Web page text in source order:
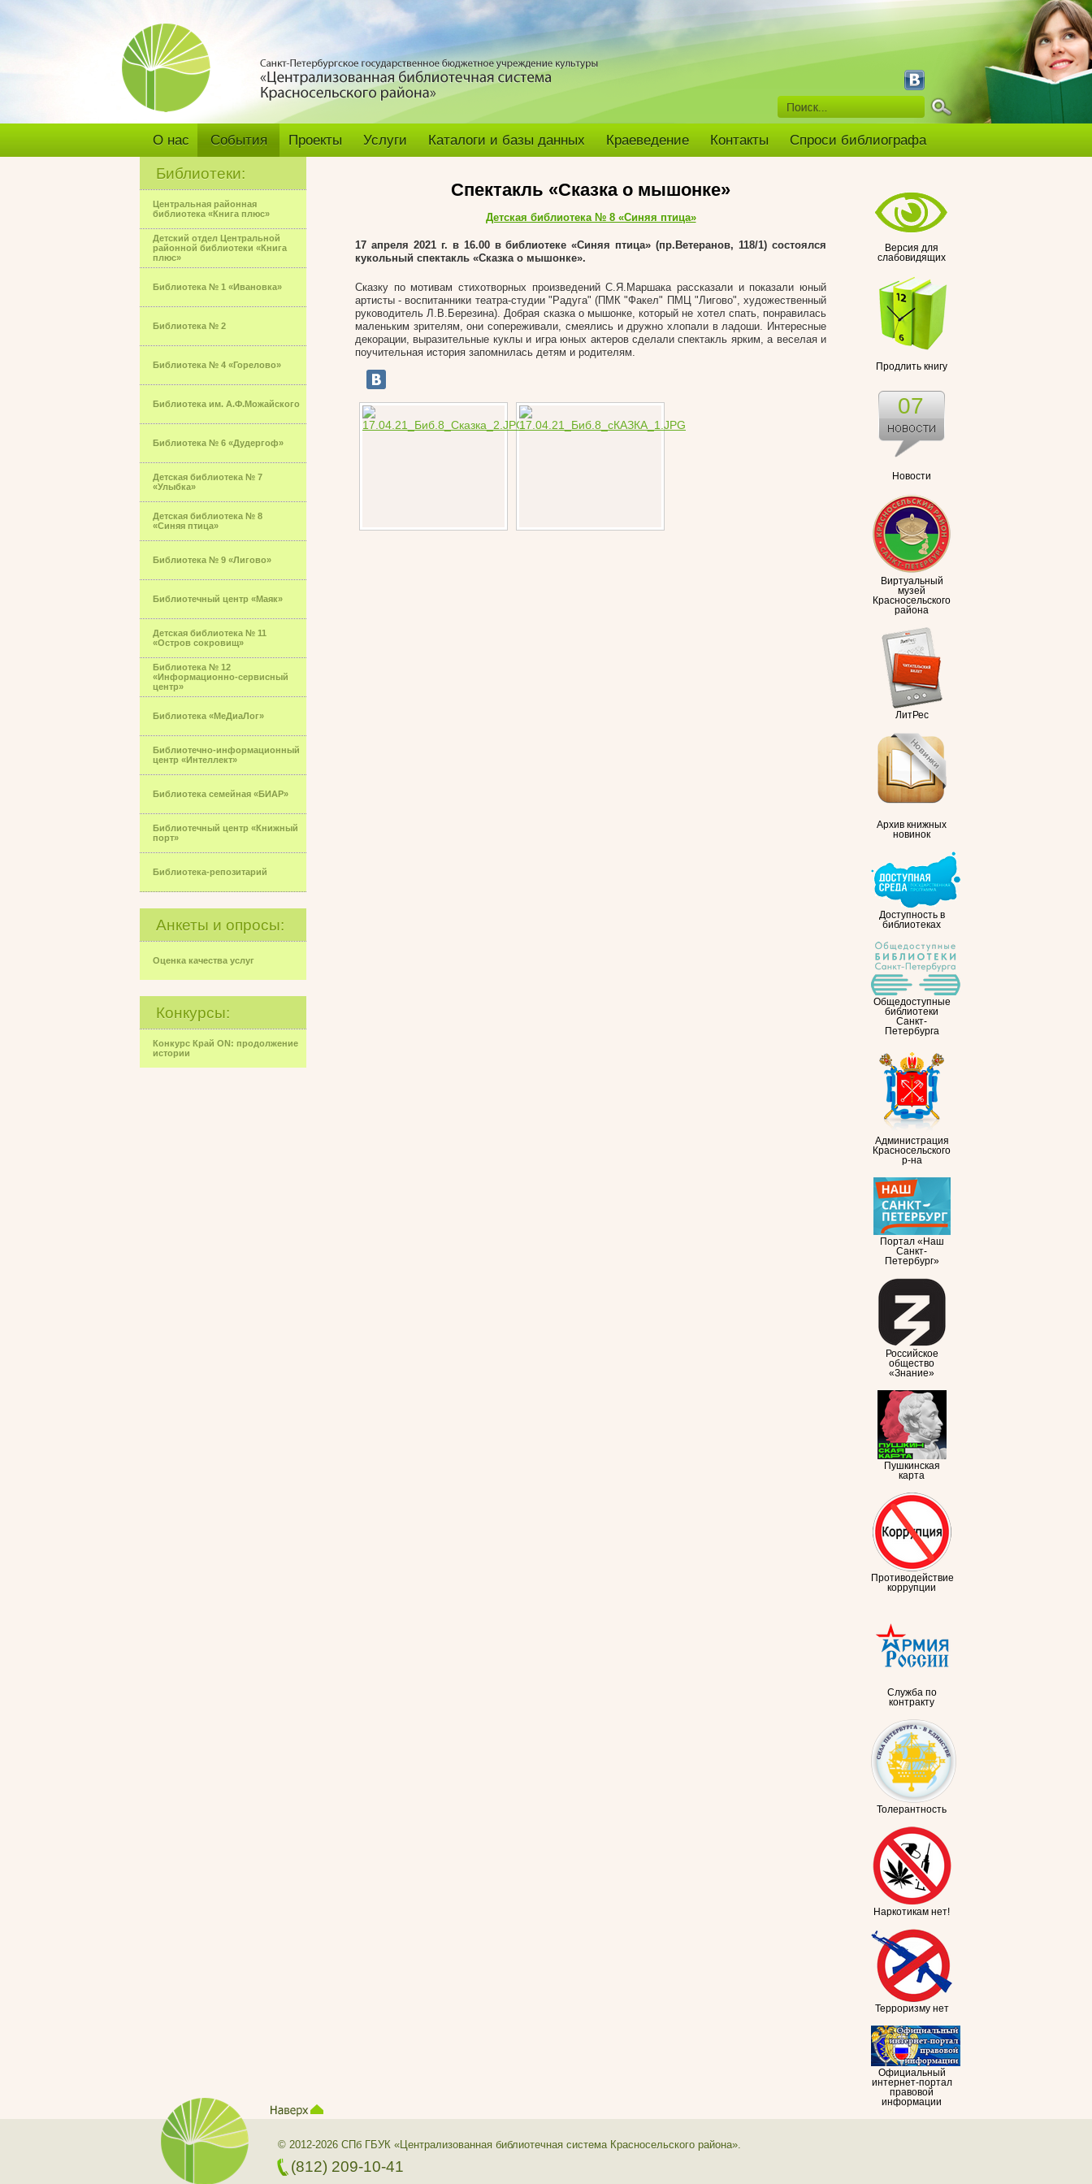
О нас События Проекты Услуги Каталоги и базы данных Краеведение Контакты Спроси библиографа
Библиотеки:
Центральная районная
библиотека «Книга плюс»
Детский отдел Центральной
районной библиотеки «Книга
плюс»
Библиотека № 1 «Ивановка»
Библиотека № 2
Библиотека № 4 «Горелово»
Библиотека им. А.Ф.Можайского
Библиотека № 6 «Дудергоф»
Детская библиотека № 7
«Улыбка»
Детская библиотека № 8
«Синяя птица»
Библиотека № 9 «Лигово»
Библиотечный центр «Маяк»
Детская библиотека № 11
«Остров сокровищ»
Библиотека № 12
«Информационно-сервисный
центр»
Библиотека «МеДиаЛог»
Библиотечно-информационный
центр «Интеллект»
Библиотека семейная «БИАР»
Библиотечный центр «Книжный
порт»
Библиотека-репозитарий
Анкеты и опросы:
Оценка качества услуг
Конкурсы:
Конкурс Край ON: продолжение
истории
Версия для
слабовидящих
Продлить книгу
Новости
07
Виртуальный
музей
Красносельского
района
ЛитРес
Архив книжных
новинок
Доступность в
библиотеках
Общедоступные
библиотеки
Санкт-
Петербурга
Администрация
Красносельского
р-на
Портал «Наш
Санкт-
Петербург»
Российское
общество
«Знание»
Пушкинская
карта
Противодействие
коррупции
Служба по
контракту
Толерантность
Наркотикам нет!
Терроризму нет
Официальный
интернет-портал
правовой
информации
Спектакль «Сказка о мышонке»
Детская библиотека № 8 «Синяя птица»
17 апреля 2021 г. в 16.00 в библиотеке «Синяя птица» (пр.Ветеранов, 118/1) состоялся
кукольный спектакль «Сказка о мышонке».
Сказку по мотивам стихотворных произведений С.Я.Маршака рассказали и показали юный
артисты - воспитанники театра-студии "Радуга" (ПМК "Факел" ПМЦ "Лигово", художественный
руководитель Л.В.Березина). Добрая сказка о мышонке, который не хотел спать, понравилась
маленьким зрителям, они сопереживали, смеялись и дружно хлопали в ладоши. Интересные
декорации, выразительные куклы и игра юных актеров сделали спектакль ярким, а веселая и
поучительная история запомнилась детям и родителям.
© 2012-2026 СПб ГБУК «Централизованная библиотечная система Красносельского района».
(812) 209-10-41